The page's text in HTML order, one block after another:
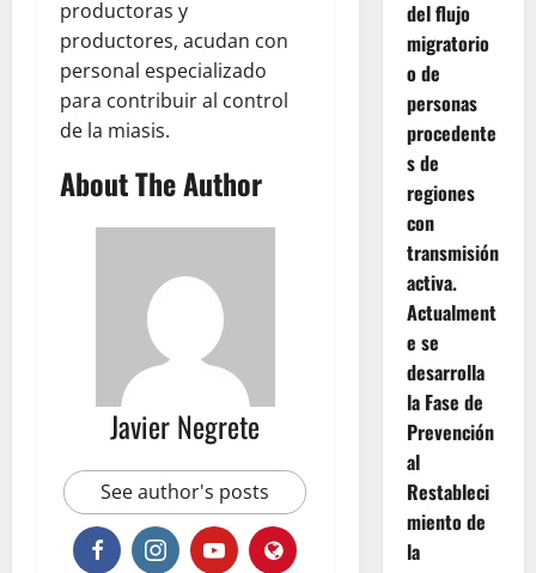
productoras y
productores, acudan con
personal especializado
para contribuir al control
de la miasis.
About The Author
Javier Negrete
See author's posts
del flujo
migratorio
o de
personas
procedente
s de
regiones
con
transmisión
activa.
Actualment
e se
desarrolla
la Fase de
Prevención
al
Restableci
miento de
la